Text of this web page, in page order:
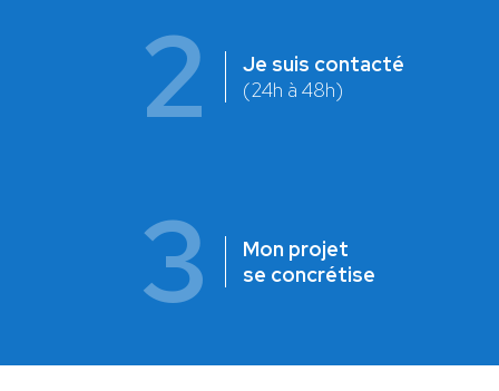
2
Je suis contacté
(24h à 48h)
3
Mon projet
se concrétise